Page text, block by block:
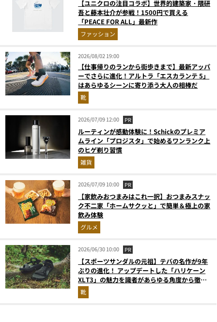
【ユニクロの注目コラボ】世界的建築家・隈研
吾と藤本壮介が参戦！1500円で買える
「PEACE FOR ALL」最新作
ファッション
2026/08/02 19:00
【仕事帰りのランから街歩きまで】最新アッパ
ーでさらに進化！アルトラ「エスカランテ 5」
はあらゆるシーンに寄り添う大人の相棒だ
靴
2026/07/09 12:00 PR
ルーティンが感動体験に！Schickのプレミア
ムライン「プロジスタ」で始めるワンランク上
のヒゲ剃り習慣
雑貨
2026/07/09 10:00 PR
【家飲みおつまみはこれ一択】おつまみスナッ
ク不二家「ホームサクッと」で簡単＆極上の家
飲み体験
グルメ
2026/06/30 10:00 PR
【スポーツサンダルの元祖】テバの名作が9年
ぶりの進化！ アップデートした「ハリケーン
XLT3」の魅力を識者があらゆる角度から徹底
解説！
靴